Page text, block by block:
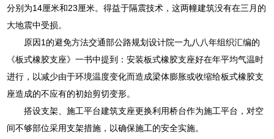
分别为14厘米和23厘米。得益于隔震技术，这两幢建筑没有在三月的
大地震中受损。
原因1的避免方法交通部公路规划设计院一九八八年组织汇编的
《板式橡胶支座》一书中提到：安装板式橡胶支座好在年平均气温时
进行，以减少由于环境温度变化而造成梁体膨胀或收缩给板式橡胶支
座造成的不应有的初始剪切变形。
搭设支架、施工平台建筑支座更换利用桥台作为施工平台，对空
间不够部位采用支架措施，以确保施工的安全实施。